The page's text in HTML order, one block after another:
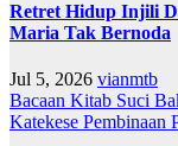
Retret Hidup Injili
Maria Tak Bernoda
Jul 5, 2026 vianmtb
Bacaan Kitab Suci
Katekese Pembinaan